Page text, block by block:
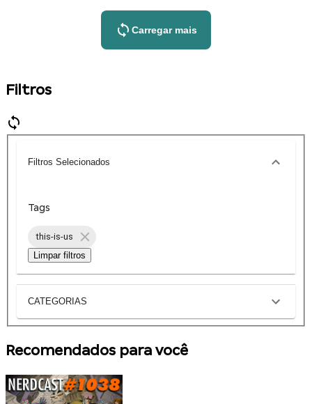
Carregar mais
Filtros
Filtros Selecionados
Tags
this-is-us
Limpar filtros
CATEGORIAS
Recomendados para você